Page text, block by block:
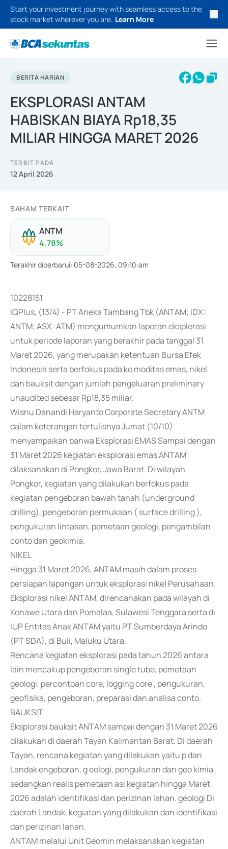
Start your investment journey with seamless access to the
stock market wherever you are. Learn More
BERITA HARIAN
EKSPLORASI ANTAM
HABISKAN BIAYA Rp18,35
MILIAR HINGGA MARET 2026
TERBIT PADA
12 April 2026
SAHAM TERKAIT
ANTM
4.78%
Terakhir diperbarui: 05-08-2026, 09:10:am
10228151
IQPlus, (13/4) - PT Aneka Tambang Tbk (ANTAM; IDX:
ANTM; ASX: ATM) mengumumkan laporan eksplorasi
untuk periode laporan yang berakhir pada tanggal 31
Maret 2026, yang merupakan ketentuan Bursa Efek
Indonesia serta berfokus pada ko moditas emas, nikel
dan bauksit dengan jumlah pengeluaran preliminary
unaudited sebesar Rp18,35 miliar.
Wisnu Danandi Haryanto Corporate Secretary ANTM
dalam keterangan tertulisnya Jumat (10/10)
menyampaikan bahwa Eksplorasi EMAS Sampai dengan
31 Maret 2026 kegiatan eksplorasi emas ANTAM
dilaksanakan di Pongkor, Jawa Barat. Di wilayah
Pongkor, kegiatan yang dilakukan berfokus pada
kegiatan pengeboran bawah tanah (underground
drilling), pengeboran permukaan ( surface drilling ),
pengukuran lintasan, pemetaan geologi, pengambilan
conto dan geokimia.
NIKEL
Hingga 31 Maret 2026, ANTAM masih dalam proses
persiapan lapangan untuk eksplorasi nikel Perusahaan.
Eksplorasi nikel ANTAM, direncanakan pada wilayah di
Konawe Utara dan Pomalaa, Sulawesi Tenggara serta di
IUP Entitas Anak ANTAM yaitu PT Sumberdaya Arindo
(PT SDA), di Buli, Maluku Utara.
Rencana kegiatan eksplorasi pada tahun 2026 antara
lain mencakup pengeboran single tube, pemetaan
geologi, percontoan core, logging core , pengukuran,
geofisika, pengeboran, preparasi dan analisa conto.
BAUKSIT
Eksplorasi bauksit ANTAM sampai dengan 31 Maret 2026
dilakukan di daerah Tayan Kalimantan Barat. Di daerah
Tayan, rencana kegiatan yang dilakukan yaitu p dan
Landak engeboran, g eologi, pengukuran dan geo kimia
sedangkan realis pemetaan asi kegiatan hingga Maret
2026 adalah identifikasi dan perizinan lahan. geologi Di
daerah Landak, kegiatan yang dilakukan dan identifikasi
dan perizinan lahan.
ANTAM melalui Unit Geomin melaksanakan kegiatan